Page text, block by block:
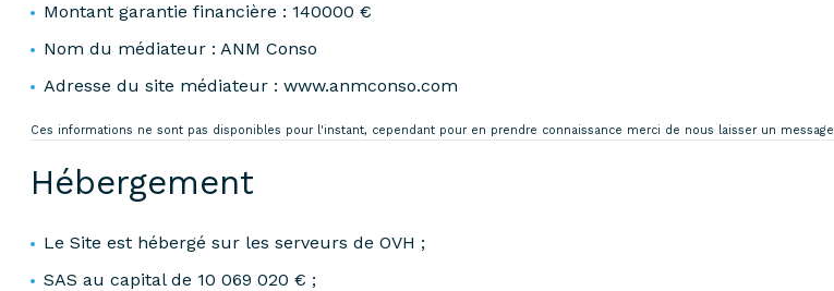
Montant garantie financière : 140000 €
Nom du médiateur : ANM Conso
Adresse du site médiateur : www.anmconso.com
Ces informations ne sont pas disponibles pour l'instant, cependant pour en prendre connaissance merci de nous laisser un message
Hébergement
Le Site est hébergé sur les serveurs de OVH ;
SAS au capital de 10 069 020 € ;